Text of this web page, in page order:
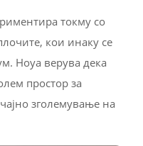
токму со
кои инаку се
Hoya верува дека
простор за
зголемување на